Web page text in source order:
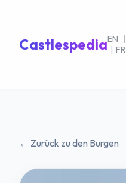
CastlespediaEN |
| FR
← Zurück zu den Burgen